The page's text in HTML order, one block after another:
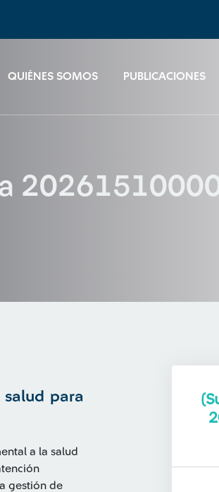
QUIÉNES SOMOS PUBLICACIONES
para
a la salud
gestión de